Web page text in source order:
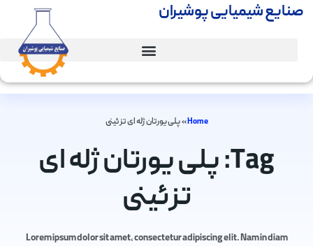
صنایع شیمیایی پوشیران
Home
»پلی یورتان ژله ای تزئینی
Tag: پلی یورتان ژله ای
تزئینی
Lorem ipsum dolor sit amet, consectetur adipiscing elit. Nam in diam